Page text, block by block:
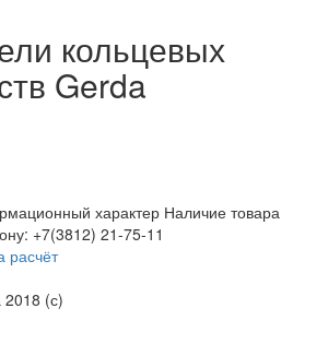
кольцевых
Gerda
характер Наличие товара
+7(3812) 21-75-11
расчёт
2018 (с)